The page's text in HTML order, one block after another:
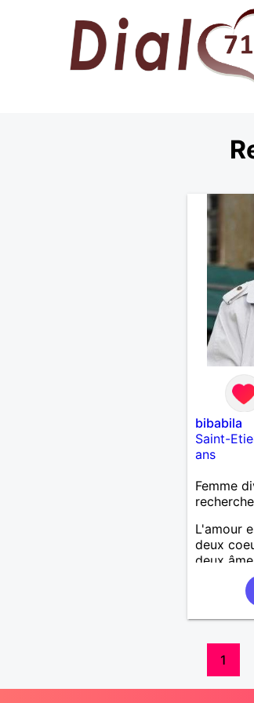
bibabila
Saint-
ans
Femme
L'amour
deux
deux
dans
aurait le
faire de
notion
1